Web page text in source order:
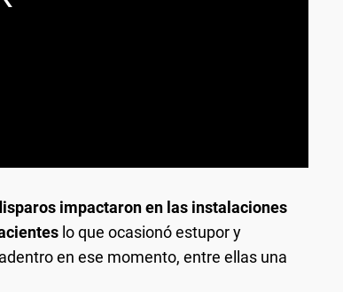
impactaron en las instalaciones
lo que ocasionó estupor y
en ese momento, entre ellas una